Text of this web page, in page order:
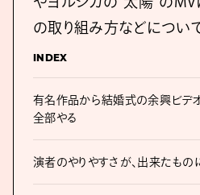
の取り組み方などについ
INDEX
有名作品から結婚式の余興ビデ
全部やる
演者のやりやすさが、出来たもの